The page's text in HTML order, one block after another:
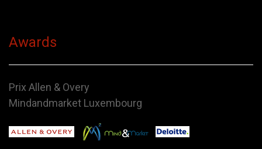
Awards
Prix Allen & Overy
Mindandmarket Luxembourg